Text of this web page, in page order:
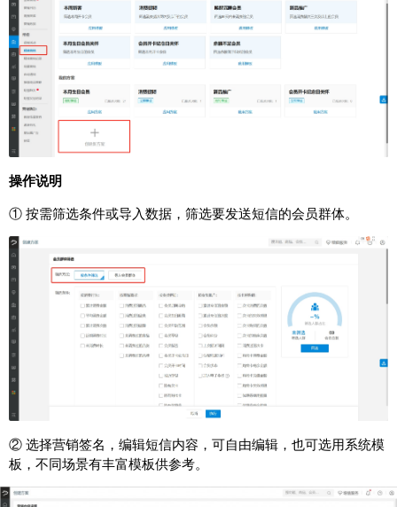
操作说明
① 按需筛选条件或导入数据，筛选要发送短信的会员群体。
② 选择营销签名，编辑短信内容，可自由编辑，也可选用系统模
板，不同场景有丰富模板供参考。